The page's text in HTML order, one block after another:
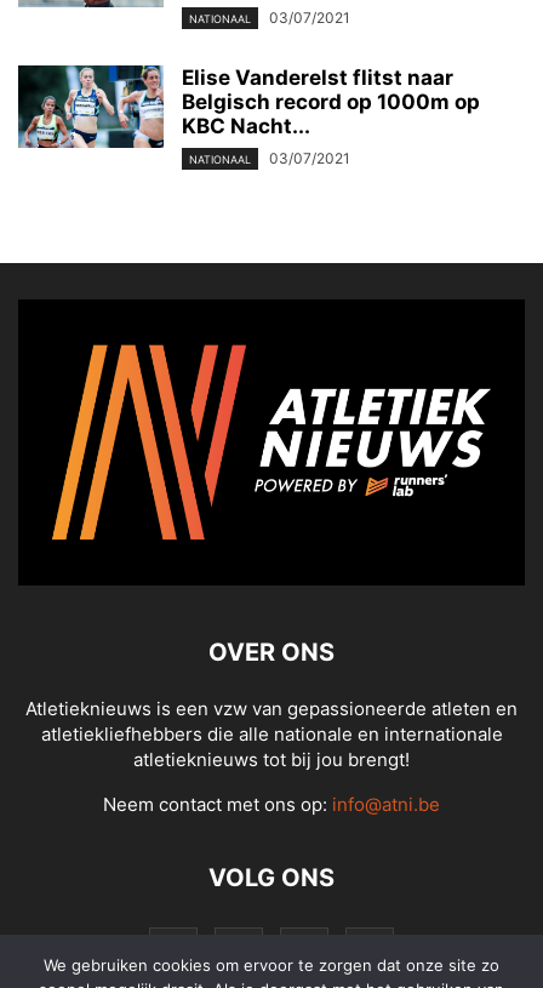
NATIONAAL 03/07/2021
Elise Vanderelst flitst naar
Belgisch record op 1000m op
KBC Nacht...
NATIONAAL 03/07/2021
OVER ONS
Atletieknieuws is een vzw van gepassioneerde atleten en
atletiekliefhebbers die alle nationale en internationale
atletieknieuws tot bij jou brengt!
Neem contact met ons op: info@atni.be
VOLG ONS
We gebruiken cookies om ervoor te zorgen dat onze site zo